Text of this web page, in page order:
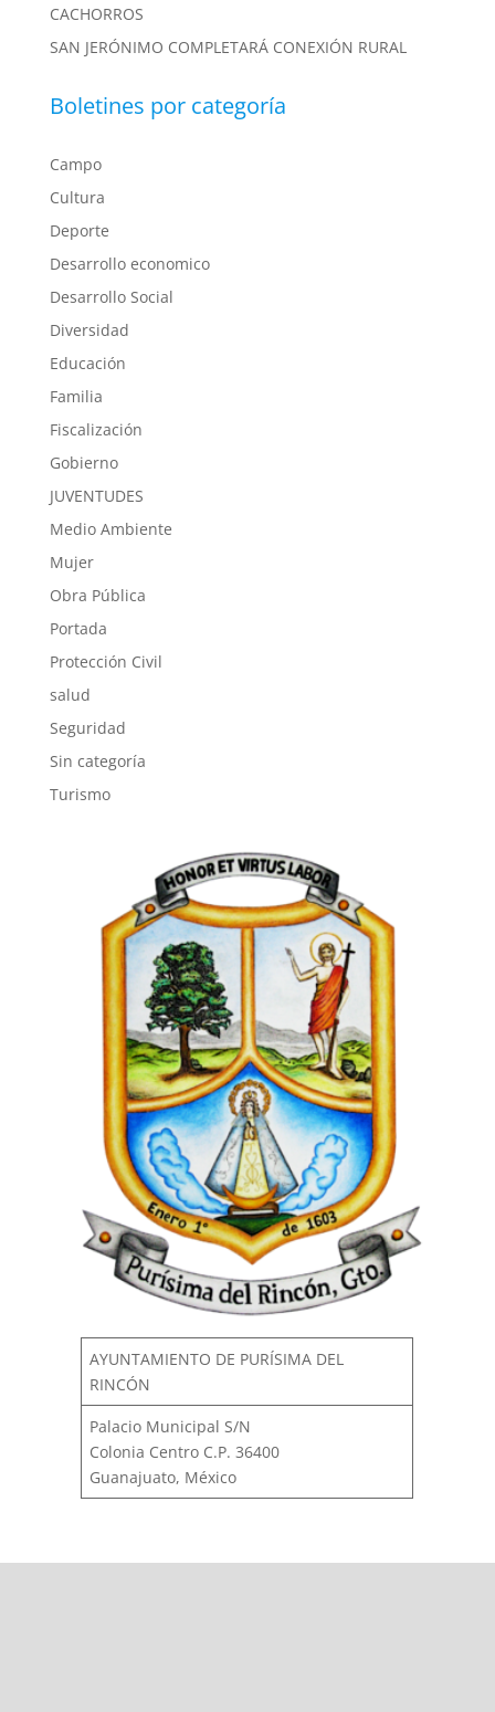
CACHORROS
SAN JERÓNIMO COMPLETARÁ CONEXIÓN RURAL
Boletines por categoría
Campo
Cultura
Deporte
Desarrollo economico
Desarrollo Social
Diversidad
Educación
Familia
Fiscalización
Gobierno
JUVENTUDES
Medio Ambiente
Mujer
Obra Pública
Portada
Protección Civil
salud
Seguridad
Sin categoría
Turismo
AYUNTAMIENTO DE PURÍSIMA DEL
RINCÓN
Palacio Municipal S/N
Colonia Centro C.P. 36400
Guanajuato, México